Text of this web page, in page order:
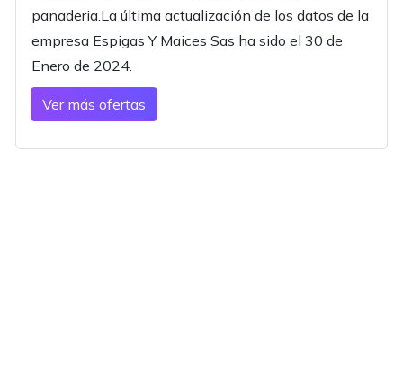
panaderia.La última actualización de los datos de la
empresa Espigas Y Maices Sas ha sido el 30 de
Enero de 2024.
Ver más ofertas